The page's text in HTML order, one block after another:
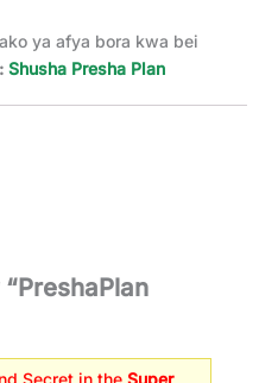
ya afya bora kwa bei
Shusha Presha Plan